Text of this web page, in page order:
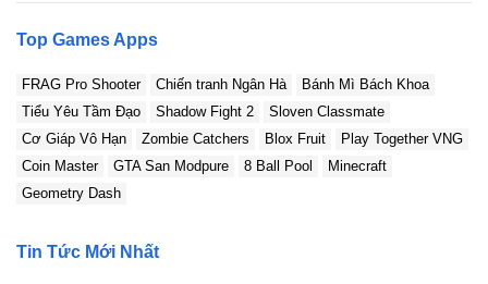
Top Games Apps
FRAG Pro Shooter Chiến tranh Ngân Hà
Bánh Mì Bách Khoa
Tiểu Yêu Tầm Đạo
Shadow Fight 2
Sloven Classmate
Cơ Giáp Vô Hạn
Zombie Catchers Blox Fruit
Play Together VNG
Coin Master
GTA San Modpure 8 Ball Pool
Minecraft
Geometry Dash
Tin Tức Mới Nhất